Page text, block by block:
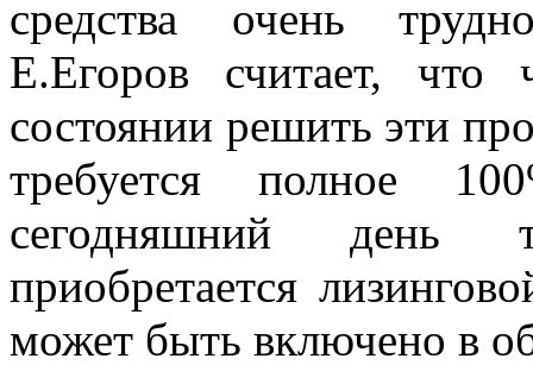
средства очень
Е.Егоров считает,
состоянии решить эти
требуется полное
сегодняшний день
приобретается
может быть включено в